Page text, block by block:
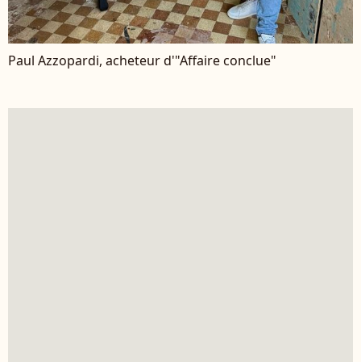
Paul Azzopardi, acheteur d'"Affaire conclue"